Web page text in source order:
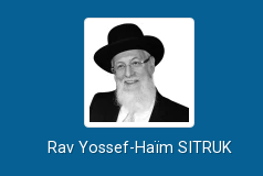
Rav Yossef-Haïm SITRUK